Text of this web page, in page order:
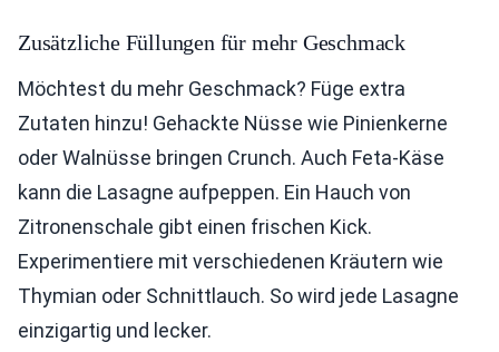
Zusätzliche Füllungen für mehr Geschmack
Möchtest du mehr Geschmack? Füge extra
Zutaten hinzu! Gehackte Nüsse wie Pinienkerne
oder Walnüsse bringen Crunch. Auch Feta-Käse
kann die Lasagne aufpeppen. Ein Hauch von
Zitronenschale gibt einen frischen Kick.
Experimentiere mit verschiedenen Kräutern wie
Thymian oder Schnittlauch. So wird jede Lasagne
einzigartig und lecker.